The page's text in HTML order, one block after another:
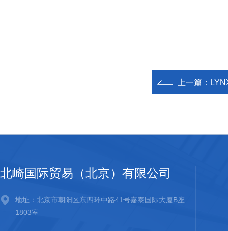
上一篇：
北崎国际贸易（北京）有限公司
地址：北京市朝阳区东四环中路41号嘉泰国际大厦B座
1803室